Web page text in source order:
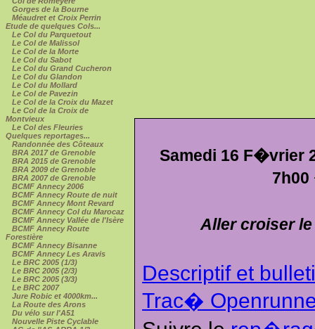
Gorges de la Bourne
Méaudret et Croix Perrin
Etude de quelques Cols...
Le Col du Parquetout
Le Col de Malissol
Le Col de la Morte
Le Col du Sabot
Le Col du Grand Cucheron
Le Col du Glandon
Le Col du Mollard
Le Col de Pavezin
Le Col de la Croix du Mazet
Le Col de la Croix de
Montvieux
Le Col des Fleuries
Quelques reportages...
Randonnée des Côteaux
BRA 2017 de Grenoble
BRA 2015 de Grenoble
BRA 2009 de Grenoble
BRA 2007 de Grenoble
BCMF Annecy 2006
BCMF Annecy Route de nuit
BCMF Annecy Mont Revard
BCMF Annecy Col du Marocaz
BCMF Annecy Vallée de l'Isère
BCMF Annecy Route
Forestière
BCMF Annecy Bisanne
BCMF Annecy Les Aravis
Le BRC 2005 (1/3)
Le BRC 2005 (2/3)
Le BRC 2005 (3/3)
Le BRC 2007
Jure Robic et 4000km...
La Route des Arons
Du vélo sur l'A51
Nouvelle Piste Cyclable
Samedi 16 F�vrier
Aller croiser le
Descriptif et
Trac�